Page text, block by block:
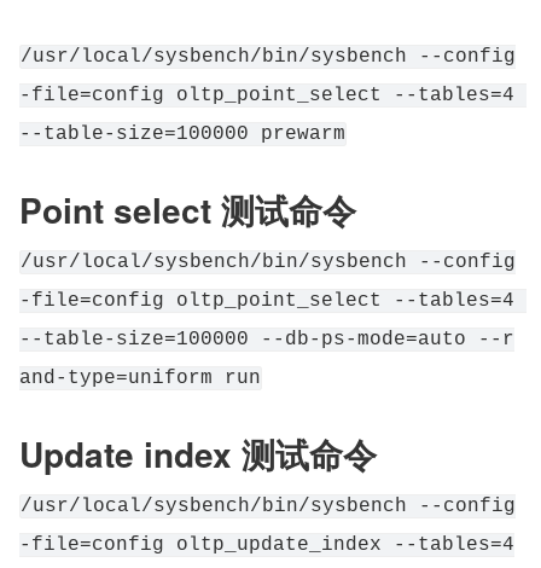
/usr/local/sysbench/bin/sysbench --config
-file=config oltp_point_select --tables=4
--table-size=100000 prewarm
Point select 测试命令
/usr/local/sysbench/bin/sysbench --config
-file=config oltp_point_select --tables=4
--table-size=100000 --db-ps-mode=auto --r
and-type=uniform run
Update index 测试命令
/usr/local/sysbench/bin/sysbench --config
-file=config oltp_update_index --tables=4